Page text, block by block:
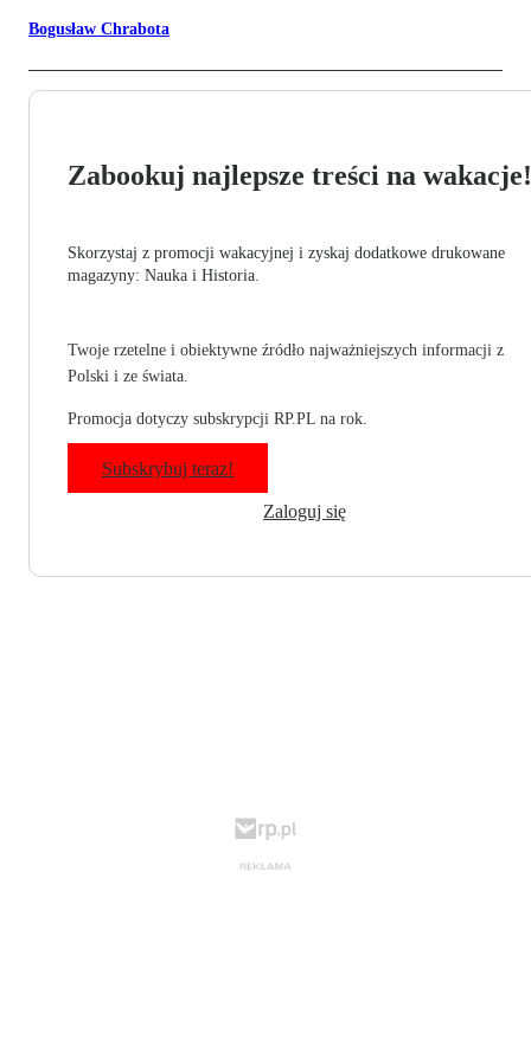
Bogusław Chrabota
Zabookuj najlepsze treści na wakacje!
Skorzystaj z promocji wakacyjnej i zyskaj dodatkowe drukowane
magazyny: Nauka i Historia.
Twoje rzetelne i obiektywne źródło najważniejszych informacji z
Polski i ze świata.
Promocja dotyczy subskrypcji RP.PL na rok.
Subskrybuj teraz!
Zaloguj się